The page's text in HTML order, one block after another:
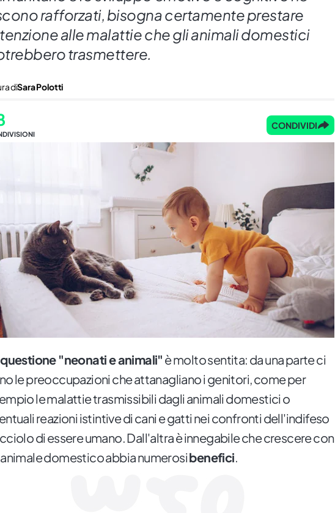
rafforzati, bisogna certamente prestare
alle malattie che gli animali domestici
trasmettere.
diSara Polotti
CONDIVIDI
questione "neonati e animali" è molto sentita: da una parte ci
le preoccupazioni che attanagliano i genitori, come per
le malattie trasmissibili dagli animali domestici o
reazioni istintive di cani e gatti nei confronti dell'indifeso
di essere umano. Dall'altra è innegabile che crescere con
animale domestico abbia numerosibenefici.